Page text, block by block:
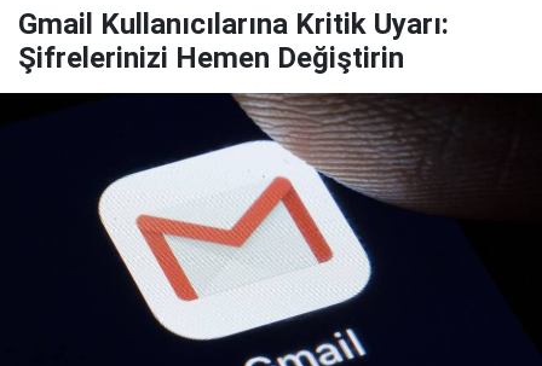
Gmail Kullanıcılarına Kritik Uyarı:
Şifrelerinizi Hemen Değiştirin